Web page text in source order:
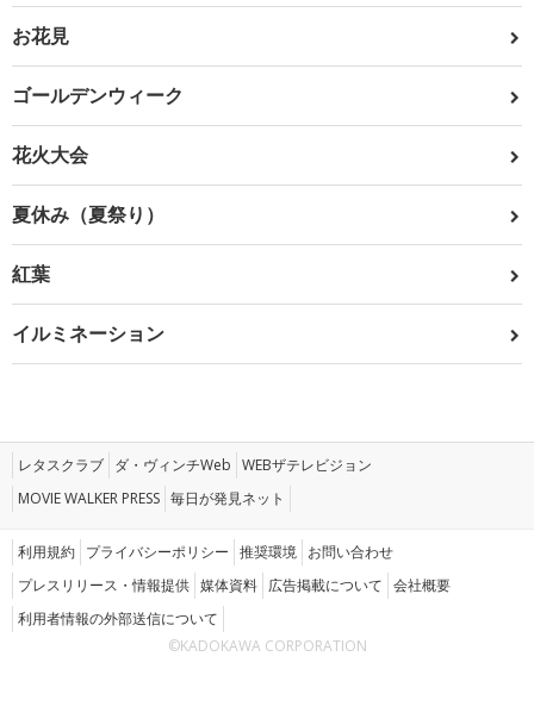
お花見
ゴールデンウィーク
花火大会
夏休み（夏祭り）
紅葉
イルミネーション
レタスクラブ ダ・ヴィンチWeb WEBザテレビジョン
MOVIE WALKER PRESS 毎日が発見ネット
利用規約 プライバシーポリシー 推奨環境 お問い合わせ
プレスリリース・情報提供 媒体資料 広告掲載について 会社概要
利用者情報の外部送信について
©KADOKAWA CORPORATION